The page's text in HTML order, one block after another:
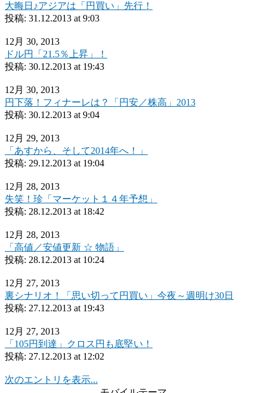
大晦日♪アジアは「円買い」先行！
投稿: 31.12.2013 at 9:03
12月 30, 2013
ドル円「21.5％上昇」！
投稿: 30.12.2013 at 19:43
12月 30, 2013
円下落！フィナーレは？「円安／株高」2013
投稿: 30.12.2013 at 9:04
12月 29, 2013
「あすから、そして2014年へ！」
投稿: 29.12.2013 at 19:04
12月 28, 2013
失笑！珍「マーケット１４年予想」
投稿: 28.12.2013 at 18:42
12月 28, 2013
「高値／安値更新 ☆ 物語」
投稿: 28.12.2013 at 10:24
12月 27, 2013
裏シナリオ！「思い切って円買い」今夜～週明け30日
投稿: 27.12.2013 at 19:43
12月 27, 2013
「105円到達」クロス円も底堅い！
投稿: 27.12.2013 at 12:02
次のエントリを表示...